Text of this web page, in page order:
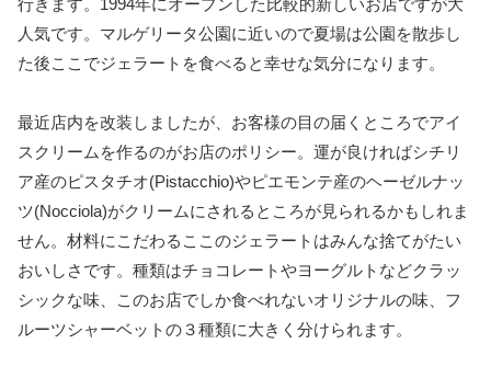
行きます。1994年にオープンした比較的新しいお店ですが大
人気です。マルゲリータ公園に近いので夏場は公園を散歩し
た後ここでジェラートを食べると幸せな気分になります。
最近店内を改装しましたが、お客様の目の届くところでアイ
スクリームを作るのがお店のポリシー。運が良ければシチリ
ア産のピスタチオ(Pistacchio)やピエモンテ産のヘーゼルナッ
ツ(Nocciola)がクリームにされるところが見られるかもしれま
せん。材料にこだわるここのジェラートはみんな捨てがたい
おいしさです。種類はチョコレートやヨーグルトなどクラッ
シックな味、このお店でしか食べれないオリジナルの味、フ
ルーツシャーベットの３種類に大きく分けられます。